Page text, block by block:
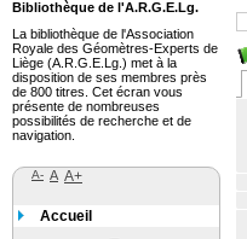
Bibliothèque de l'A.R.G.E.Lg.
La bibliothèque de l'Association
Royale des Géomètres-Experts de
Liège (A.R.G.E.Lg.) met à la
disposition de ses membres près
de 800 titres. Cet écran vous
présente de nombreuses
possibilités de recherche et de
navigation.
A- A A+
Accueil